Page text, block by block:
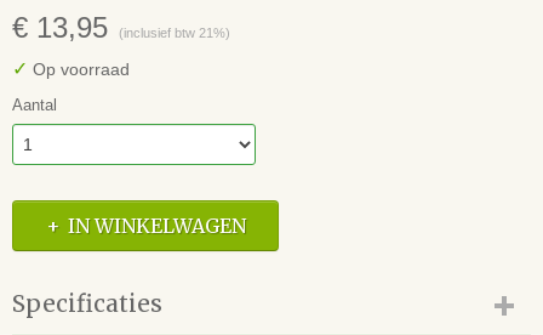
€ 13,95 (inclusief btw 21%)
✓ Op voorraad
Aantal
IN WINKELWAGEN
Specificaties